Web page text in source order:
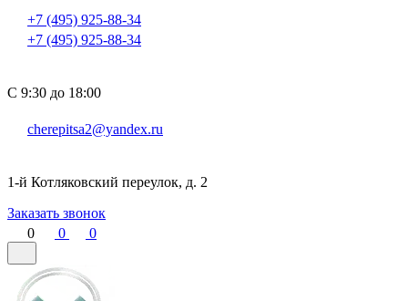
+7 (495) 925-88-34
+7 (495) 925-88-34
С 9:30 до 18:00
cherepitsa2@yandex.ru
1-й Котляковский переулок, д. 2
Заказать звонок
0
0 0